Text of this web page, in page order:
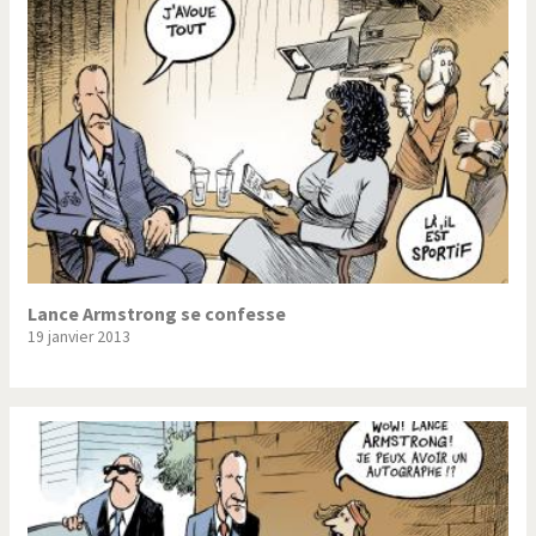
Trump II Un monde de foot
Vous avez dit "Islam"?
Lance Armstrong se confesse
19 janvier 2013